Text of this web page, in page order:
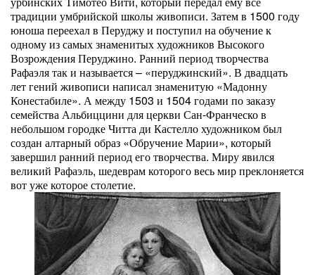
традиции умбрийской школы живописи. Затем в 1500 году
юноша переехал в Перуджу и поступил на обучение к
одному из самых знаменитых художников Высокого
Возрождения Перуджино. Ранний период творчества
Рафаэля так и называется – «перуджинский». В двадцать
лет гений живописи написал знаменитую «Мадонну
Конестабиле». А между 1503 и 1504 годами по заказу
семейства Альбиццини для церкви Сан-Франческо в
небольшом городке Читта ди Кастелло художником был
создан алтарный образ «Обручение Марии», который
завершил ранний период его творчества. Миру явился
великий Рафаэль, шедеврам которого весь мир преклоняется
вот уже которое столетие.